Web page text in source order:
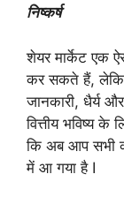
निष्कर्ष
शेयर मार्केट एक
कर सकते हैं,
जानकारी, धैर्य
वित्तीय भविष्य
कि अब आप सभी
में आ गया है I